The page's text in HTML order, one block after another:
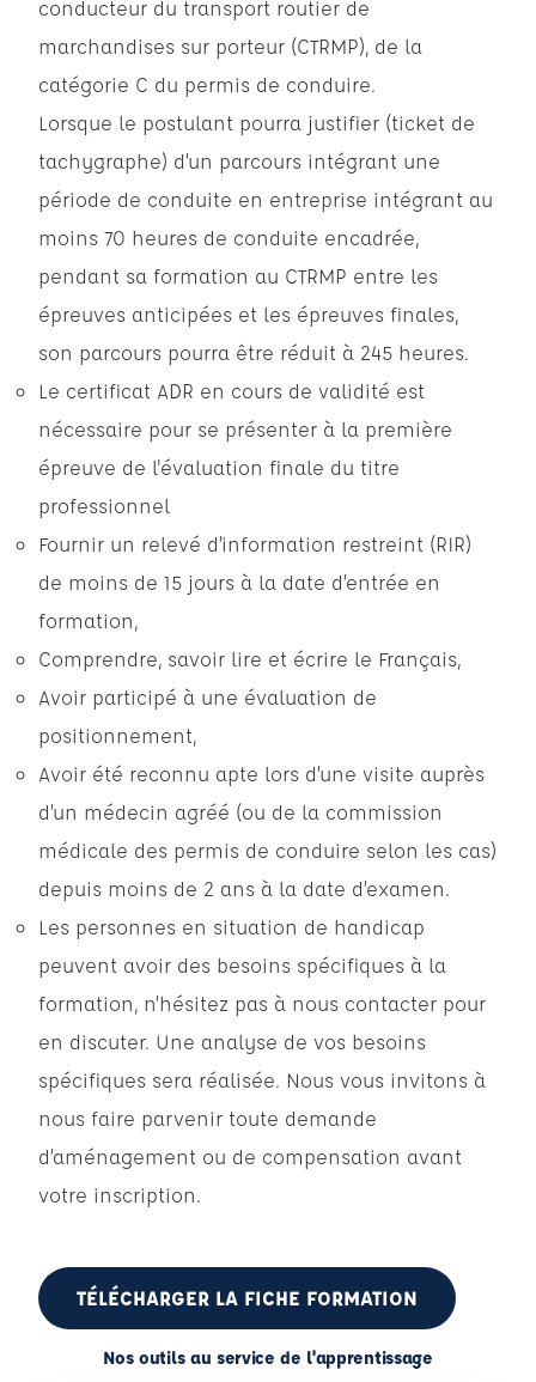
conducteur du transport routier de
marchandises sur porteur (CTRMP), de la
catégorie C du permis de conduire.
Lorsque le postulant pourra justifier (ticket de
tachygraphe) d’un parcours intégrant une
période de conduite en entreprise intégrant au
moins 70 heures de conduite encadrée,
pendant sa formation au CTRMP entre les
épreuves anticipées et les épreuves finales,
son parcours pourra être réduit à 245 heures.
Le certificat ADR en cours de validité est
nécessaire pour se présenter à la première
épreuve de l'évaluation finale du titre
professionnel
Fournir un relevé d’information restreint (RIR)
de moins de 15 jours à la date d’entrée en
formation,
Comprendre, savoir lire et écrire le Français,
Avoir participé à une évaluation de
positionnement,
Avoir été reconnu apte lors d’une visite auprès
d’un médecin agréé (ou de la commission
médicale des permis de conduire selon les cas)
depuis moins de 2 ans à la date d’examen.
Les personnes en situation de handicap
peuvent avoir des besoins spécifiques à la
formation, n’hésitez pas à nous contacter pour
en discuter. Une analyse de vos besoins
spécifiques sera réalisée. Nous vous invitons à
nous faire parvenir toute demande
d’aménagement ou de compensation avant
votre inscription.
TÉLÉCHARGER LA FICHE FORMATION
Nos outils au service de l'apprentissage